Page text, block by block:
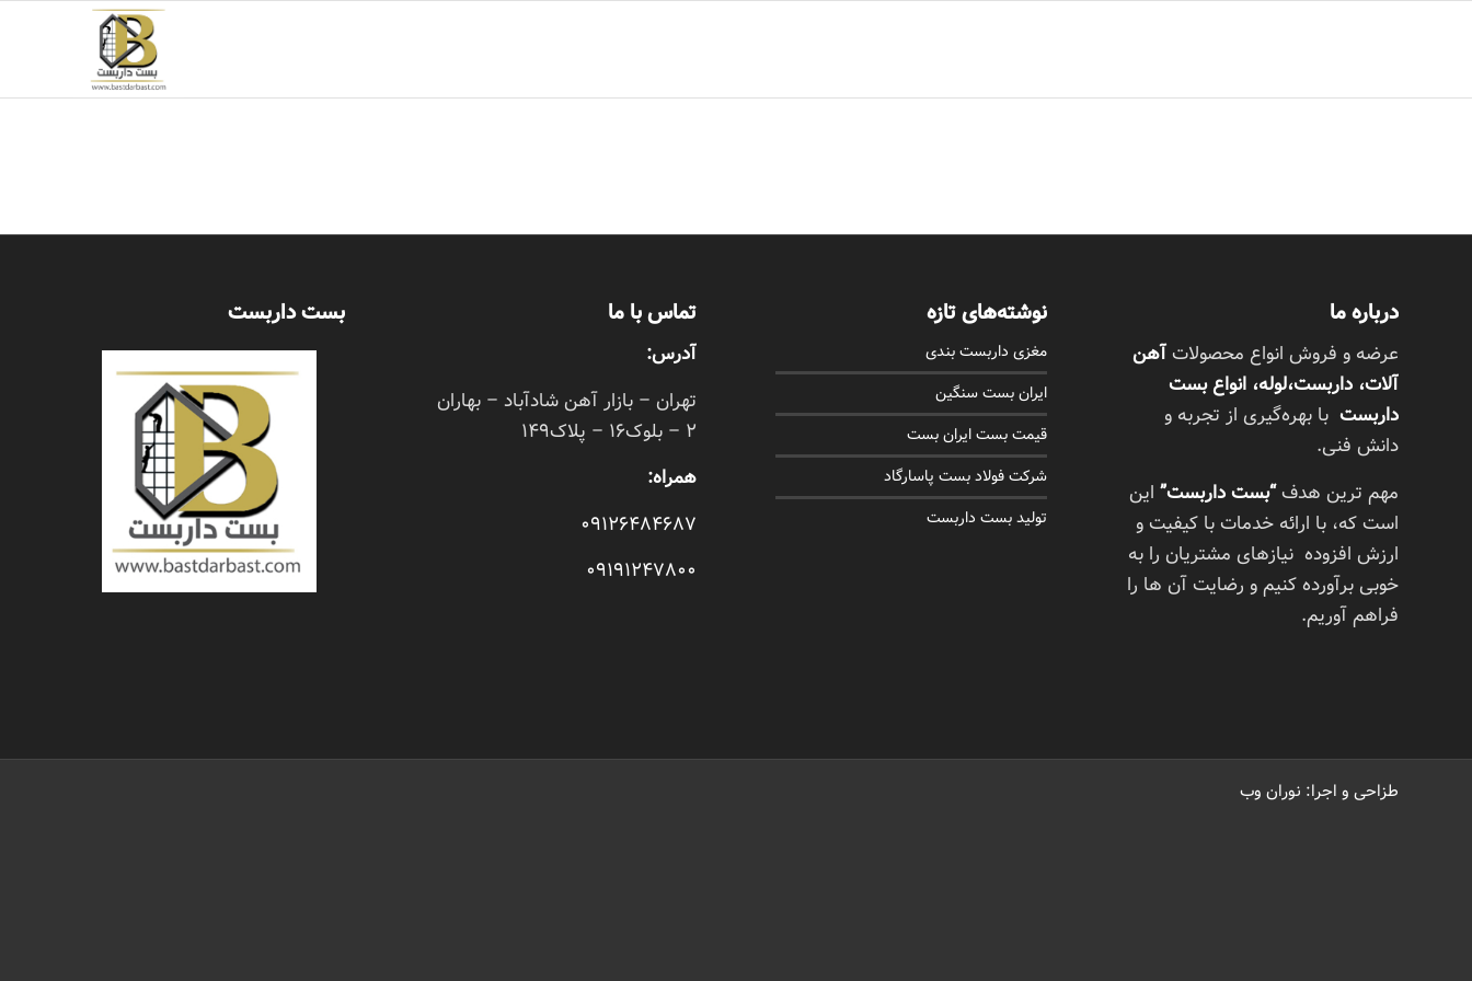
درباره ما
عرضه و فروش انواع محصولات آهن
آلات، داربست،لوله، انواع بست
داربست با بهره‌گیری از تجربه و
دانش فنی.
مهم ترین هدف“بست داربست” این
است که، با ارائه خدمات با کیفیت و
ارزش افزوده نیازهای مشتریان را به
خوبی برآورده کنیم و رضایت آن ها را
فراهم آوریم.
نوشته‌های تازه
مغزی داربست بندی
ایران بست سنگین
قیمت بست ایران بست
شرکت فولاد بست پاسارگاد
تولید بست داربست
تماس با ما
آدرس:
تهران – بازار آهن شادآباد – بهاران
2 – بلوک16 – پلاک149
همراه:
09126484687
09191247800
بست داربست
طزاحی و اجرا: نوران وب